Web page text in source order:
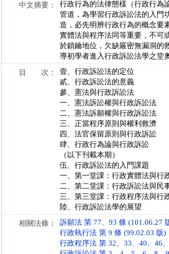
中文摘要：
行政行為的法律態樣（行政行為
管道，為學習行政訴訟法的入門
造，必先明辨行政行為的概念要
實體法與程序法同等重要，不可
於鎖鑰地位，欠缺嚴密無漏洞的
導初學者進入行政訴訟法學之堂
目 次：
壹、行政訴訟法的定位
貳、行政訴訟法的意義
參、憲法與行政訴訟法
一、憲法訴訟權與行政訴訟法
二、憲法訴願權與行政訴訟法
三、正當程序原則與權利救濟
四、法官保留原則與行政訴訟
肆、行政行為論與行政訴訟
（以下刊載本期）
伍、行政訴訟法的入門課題
一、第一堂課：行政實體法與行
二、第二堂課：行政訴訟法與民
三、第三堂課：行政程序法與行
陸、行政訴訟法學的展望
相關法條：
訴願法 第 77、93 條 (101.06.27
行政執行法 第 9 條 (99.02.03 版)
行政程序法 第 32、33、40、46